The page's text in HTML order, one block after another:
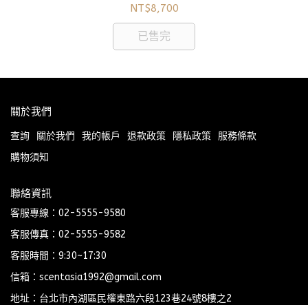
NT$8,700
已售完
關於我們
查詢 關於我們 我的帳戶 退款政策 隱私政策
服務條款
購物須知
聯絡資訊
客服專線：02-5555-9580
客服傳真：02-5555-9582
客服時間：9:30~17:30
信箱：scentasia1992@gmail.com
地址：台北市內湖區民權東路六段123巷24號8樓之2